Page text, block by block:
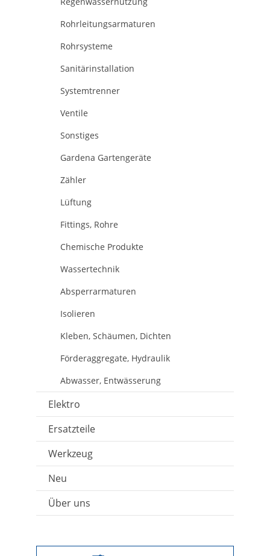
Rohrleitungsarmaturen
Rohrsysteme
Sanitärinstallation
Systemtrenner
Ventile
Sonstiges
Gardena Gartengeräte
Zähler
Lüftung
Fittings, Rohre
Chemische Produkte
Wassertechnik
Absperrarmaturen
Isolieren
Kleben, Schäumen, Dichten
Förderaggregate, Hydraulik
Abwasser, Entwässerung
Elektro
Ersatzteile
Werkzeug
Neu
Über uns